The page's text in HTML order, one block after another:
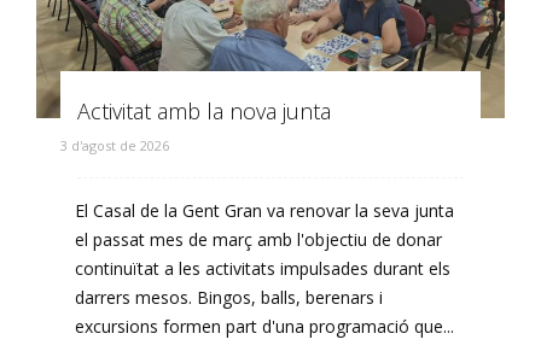
Activitat amb la nova junta
3 d'agost de 2026
El Casal de la Gent Gran va renovar la seva junta
el passat mes de març amb l'objectiu de donar
continuïtat a les activitats impulsades durant els
darrers mesos. Bingos, balls, berenars i
excursions formen part d'una programació que...